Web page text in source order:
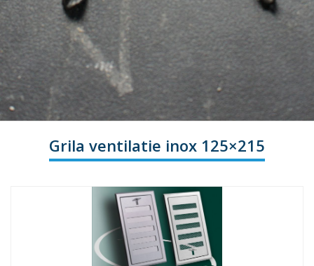
Grila ventilatie inox 125×215